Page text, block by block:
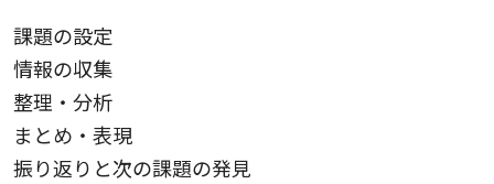
課題の設定
情報の収集
整理・分析
まとめ・表現
振り返りと次の課題の発見